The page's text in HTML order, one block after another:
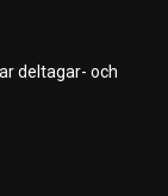
deltagar- och